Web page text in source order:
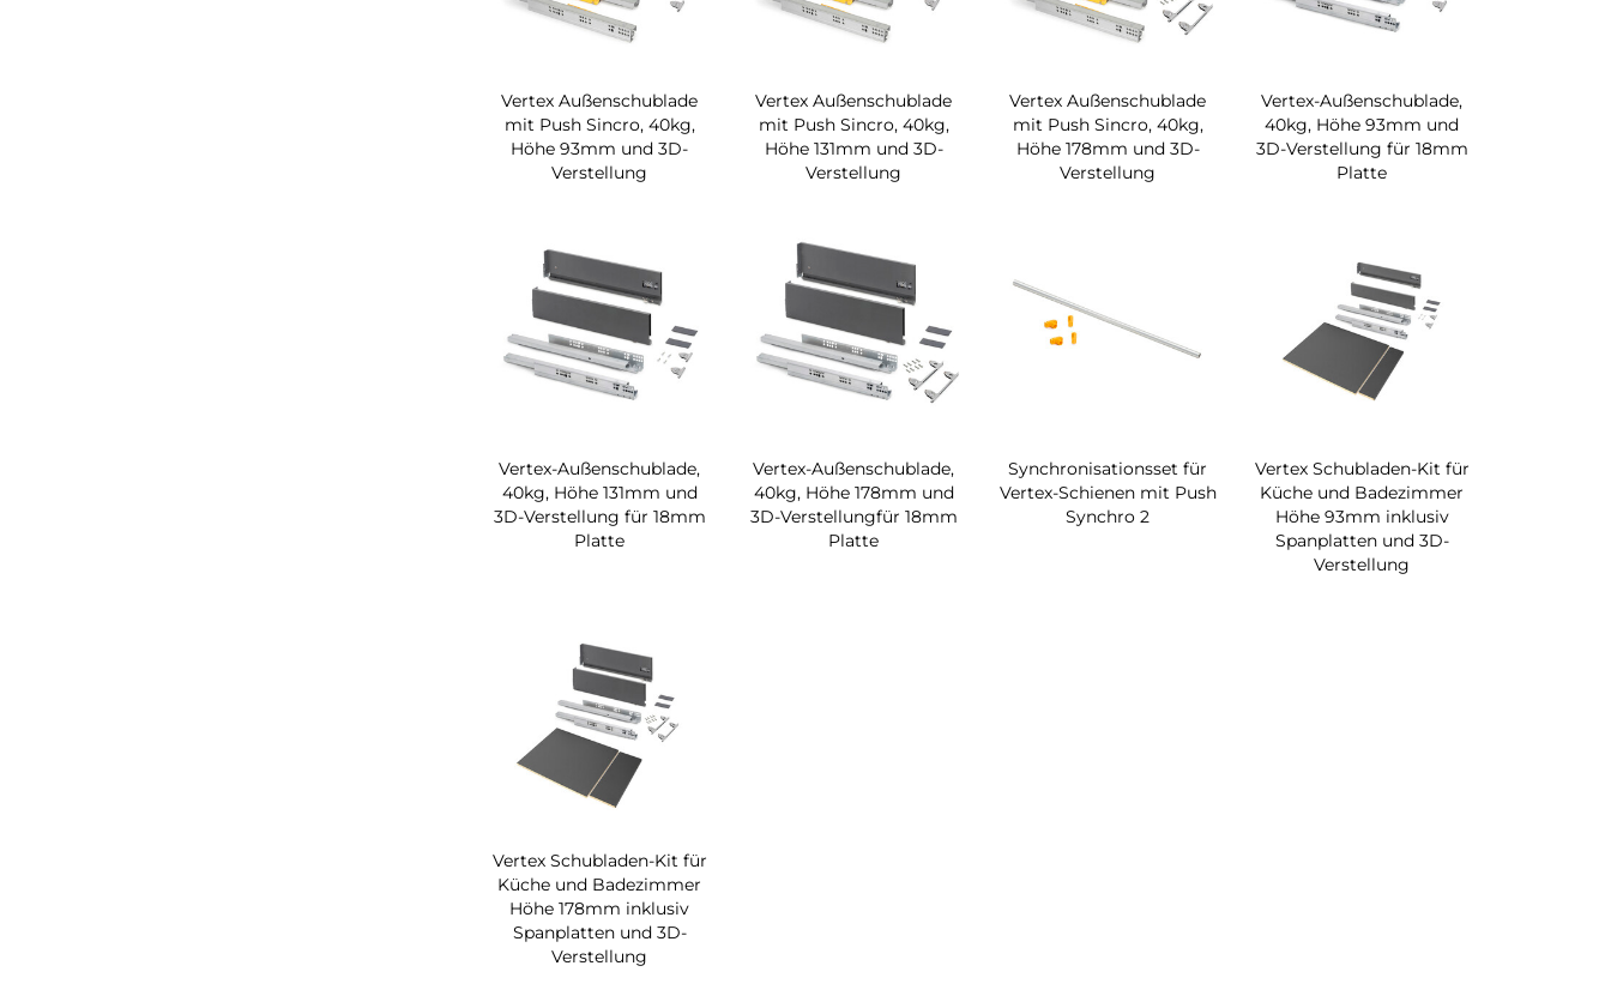
Vertex Außenschublade
mit Push Sincro, 40kg,
Höhe 93mm und 3D-
Verstellung
Vertex Außenschublade
mit Push Sincro, 40kg,
Höhe 131mm und 3D-
Verstellung
Vertex Außenschublade
mit Push Sincro, 40kg,
Höhe 178mm und 3D-
Verstellung
Vertex-Außenschublade,
40kg, Höhe 93mm und
3D-Verstellung für 18mm
Platte
Vertex-Außenschublade,
40kg, Höhe 131mm und
3D-Verstellung für 18mm
Platte
Vertex-Außenschublade,
40kg, Höhe 178mm und
3D-Verstellungfür 18mm
Platte
Synchronisationsset für
Vertex-Schienen mit Push
Synchro 2
Vertex Schubladen-Kit für
Küche und Badezimmer
Höhe 93mm inklusiv
Spanplatten und 3D-
Verstellung
Vertex Schubladen-Kit für
Küche und Badezimmer
Höhe 178mm inklusiv
Spanplatten und 3D-
Verstellung